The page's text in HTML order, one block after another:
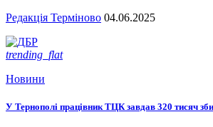
Редакція Терміново 04.06.2025
trending_flat
Новини
У Тернополі працівник ТЦК завдав 320 тисяч